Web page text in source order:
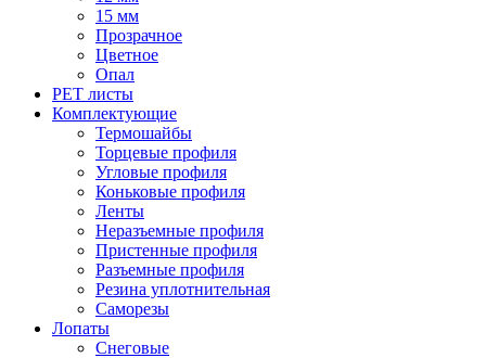
15 мм
Прозрачное
Цветное
Опал
PET листы
Комплектующие
Термошайбы
Торцевые профиля
Угловые профиля
Коньковые профиля
Ленты
Неразъемные профиля
Пристенные профиля
Разъемные профиля
Резина уплотнительная
Саморезы
Лопаты
Снеговые